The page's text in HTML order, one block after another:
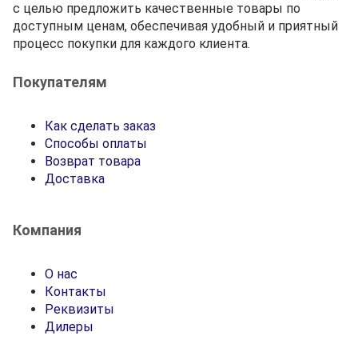
с целью предложить качественные товары по
доступным ценам, обеспечивая удобный и приятный
процесс покупки для каждого клиента.
Покупателям
Как сделать заказ
Способы оплаты
Возврат товара
Доставка
Компания
О нас
Контакты
Реквизиты
Дилеры